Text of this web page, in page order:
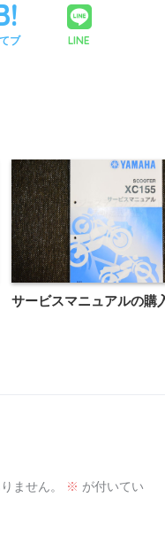
ブ LINE
サービスマニュアルの購
ません。 ※ が付いてい